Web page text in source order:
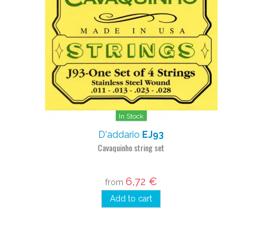
In Stock
D'addario EJ93
Cavaquinho string set
from 6,72 €
Add to cart